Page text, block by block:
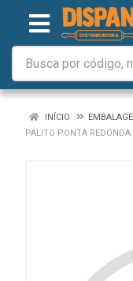
INÍCIO
PALITO PONTA